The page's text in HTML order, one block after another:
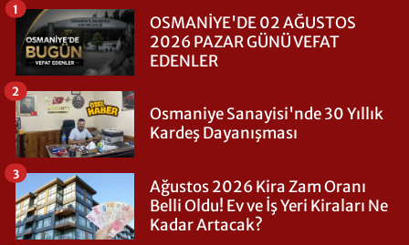
OSMANİYE'DE 02 AĞUSTOS
2026 PAZAR GÜNÜ VEFAT
EDENLER
1
Osmaniye Sanayisi'nde 30 Yıllık
Kardeş Dayanışması
2
Ağustos 2026 Kira Zam Oranı
Belli Oldu! Ev ve İş Yeri Kiraları Ne
Kadar Artacak?
3